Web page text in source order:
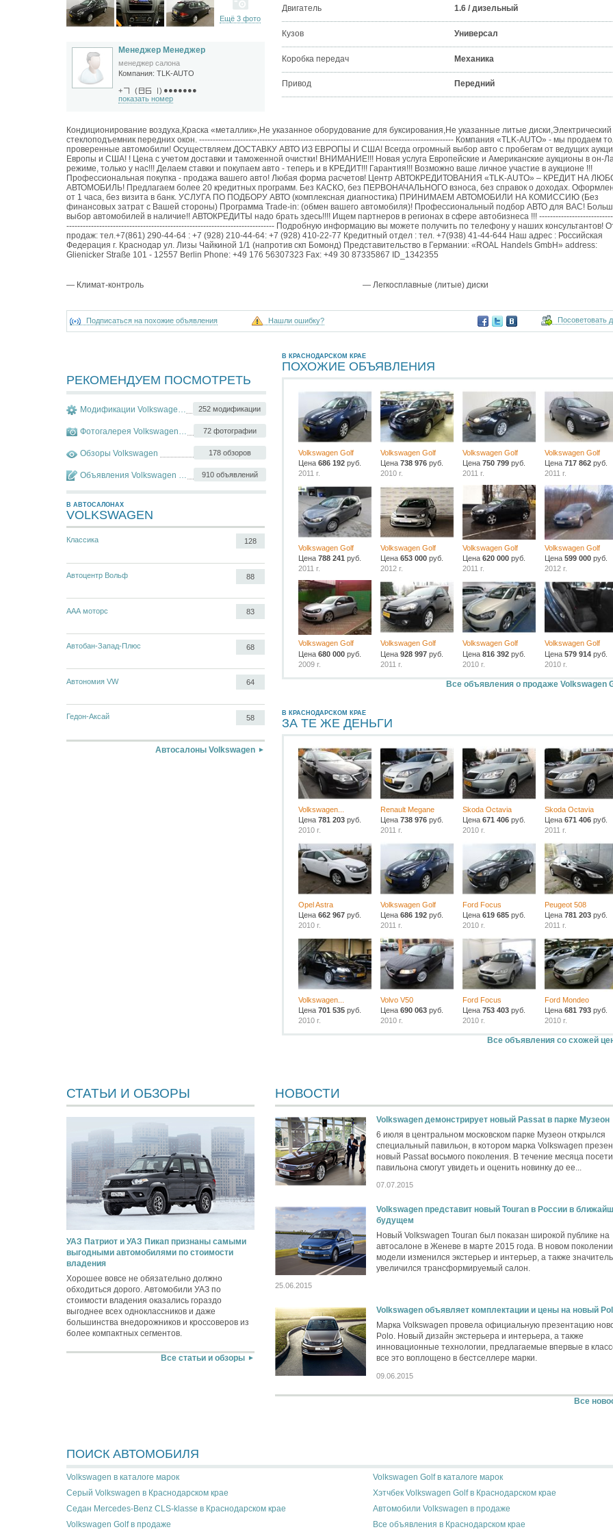
Ещё 3 фото
Менеджер Менеджер
менеджер салона
Компания: TLK-AUTO
+ ( ) ●●●●●●●
показать номер
Двигатель 1.6 / дизельный
Кузов Универсал
Коробка передач Механика
Привод Передний
Кондиционирование воздуха,Краска «металлик»,Не указанное оборудование для буксирования,Не указанные литые диски,Электрический
стеклоподъемник передних окон. --------------------------------------------------------------------------------------------- Компания «TLK-AUTO» - мы продаем
проверенные автомобили! Осуществляем ДОСТАВКУ АВТО ИЗ ЕВРОПЫ И США! Всегда огромный выбор авто с пробегам от ведущих
Европы и США! ! Цена с учетом доставки и таможенной очистки! ВНИМАНИЕ!!! Новая услуга Европейские и Американские аукционы в он-
режиме, только у нас!!! Делаем ставки и покупаем авто - теперь и в КРЕДИТ!!! Гарантия!!! Возможно ваше личное участие в аукционе !!!
Профессиональная покупка - продажа вашего авто! Любая форма расчетов! Центр АВТОКРЕДИТОВАНИЯ «TLK-AUTO» – КРЕДИТ НА
АВТОМОБИЛЬ! Предлагаем более 20 кредитных программ. Без КАСКО, без ПЕРВОНАЧАЛЬНОГО взноса, без справок о доходах.
от 1 часа, без визита в банк. УСЛУГА ПО ПОДБОРУ АВТО (комплексная диагностика) ПРИНИМАЕМ АВТОМОБИЛИ НА КОМИССИЮ (Без
финансовых затрат с Вашей стороны) Программа Trade-in: (обмен вашего автомобиля)! Профессиональный подбор АВТО для ВАС!
выбор автомобилей в наличие!! АВТОКРЕДИТЫ надо брать здесь!!!! Ищем партнеров в регионах в сфере автобизнеса !!!
---------------------------------------------------------------------------- Подробную информацию вы можете получить по телефону у наших консультантов!
продаж: тел.+7(861) 290-44-64 : +7 (928) 210-44-64: +7 (928) 410-22-77 Кредитный отдел : тел. +7(938) 41-44-644 Наш адрес : Российская
Федерация г. Краснодар ул. Лизы Чайкиной 1/1 (напротив скп Бомонд) Представительство в Германии: «ROAL Handels GmbH» address:
Glienicker Straße 101 - 12557 Berlin Phone: ‎+49 176 56307323‎ Fax: ‎+49 30 87335867‎‏ ID_1342355
— Климат-контроль — Легкосплавные (литые) диски
Посоветовать
Подписаться на похожие объявления Нашли ошибку?
РЕКОМЕНДУЕМ ПОСМОТРЕТЬ
252 модификации
Модификации Volkswagen Golf
72 фотографии
Фотогалерея Volkswagen Golf
178 обзоров
Обзоры Volkswagen
910 объявлений
Объявления Volkswagen Golf
В АВТОСАЛОНАХ
VOLKSWAGEN
Классика 128
Автоцентр Вольф 88
ААА моторс 83
Автобан-Запад-Плюс 68
Автономия VW 64
Гедон-Аксай 58
Автосалоны Volkswagen
В КРАСНОДАРСКОМ КРАЕ
ПОХОЖИЕ ОБЪЯВЛЕНИЯ
Volkswagen Golf
Цена686 192 руб.
2011 г.
Volkswagen Golf
Цена738 976 руб.
2010 г.
Volkswagen Golf
Цена 750 799руб.
2011 г.
Volkswagen Golf
Цена 717 862руб.
2011 г.
Volkswagen Golf
Цена788 241 руб.
2011 г.
Volkswagen Golf
Цена653 000 руб.
2012 г.
Volkswagen Golf
Цена 620 000руб.
2011 г.
Volkswagen Golf
Цена 599 000руб.
2012 г.
Volkswagen Golf
Цена680 000 руб.
2009 г.
Volkswagen Golf
Цена928 997 руб.
2011 г.
Volkswagen Golf
Цена 816 392руб.
2010 г.
Volkswagen Golf
Цена 579 914руб.
2010 г.
Все объявления о продаже Volkswagen
В КРАСНОДАРСКОМ КРАЕ
ЗА ТЕ ЖЕ ДЕНЬГИ
Volkswagen...
Цена781 203 руб.
2010 г.
Renault Megane
Цена738 976 руб.
2011 г.
Skoda Octavia
Цена 671 406руб.
2010 г.
Skoda Octavia
Цена 671 406руб.
2011 г.
Opel Astra
Цена662 967 руб.
2010 г.
Volkswagen Golf
Цена686 192 руб.
2011 г.
Ford Focus
Цена 619 685руб.
2010 г.
Peugeot 508
Цена 781 203руб.
2011 г.
Volkswagen...
Цена701 535 руб.
2010 г.
Volvo V50
Цена690 063 руб.
2010 г.
Ford Focus
Цена 753 403руб.
2010 г.
Ford Mondeo
Цена 681 793руб.
2010 г.
Все объявления со схожей
СТАТЬИ И ОБЗОРЫ
УАЗ Патриот и УАЗ Пикап признаны самыми
выгодными автомобилями по стоимости
владения
Хорошее вовсе не обязательно должно
обходиться дорого. Автомобили УАЗ по
стоимости владения оказались гораздо
выгоднее всех одноклассников и даже
большинства внедорожников и кроссоверов из
более компактных сегментов.
Все статьи и обзоры
НОВОСТИ
Volkswagen демонстрирует новый Passat в парке Музеон
6 июля в центральном московском парке Музеон открылся
специальный павильон, в котором марка Volkswagen
новый Passat восьмого поколения. В течение месяца
павильона смогут увидеть и оценить новинку до ее...
07.07.2015
Volkswagen представит новый Touran в России в
будущем
Новый Volkswagen Touran был показан широкой публике на
автосалоне в Женеве в марте 2015 года. В новом поколении
модели изменился экстерьер и интерьер, а также
увеличился трансформируемый салон.
25.06.2015
Volkswagen объявляет комплектации и цены на новый
Марка Volkswagen провела официальную презентацию
Polo. Новый дизайн экстерьера и интерьера, а также
инновационные технологии, предлагаемые впервые в
все это воплощено в бестселлере марки.
09.06.2015
Все
ПОИСК АВТОМОБИЛЯ
Volkswagen в каталоге марок
Volkswagen Golf в каталоге марок
Серый Volkswagen в Краснодарском крае
Хэтчбек Volkswagen Golf в Краснодарском крае
Седан Mercedes-Benz CLS-klasse в Краснодарском крае
Автомобили Volkswagen в продаже
Volkswagen Golf в продаже
Все объявления в Краснодарском крае